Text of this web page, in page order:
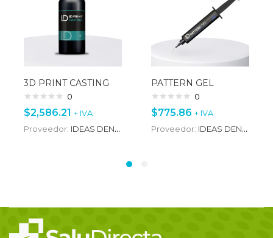
3D PRINT CASTING
0
$2,586.21 + IVA
Proveedor: IDEAS DENTALES
PATTERN GEL
0
$775.86 + IVA
Proveedor: IDEAS DENTALES